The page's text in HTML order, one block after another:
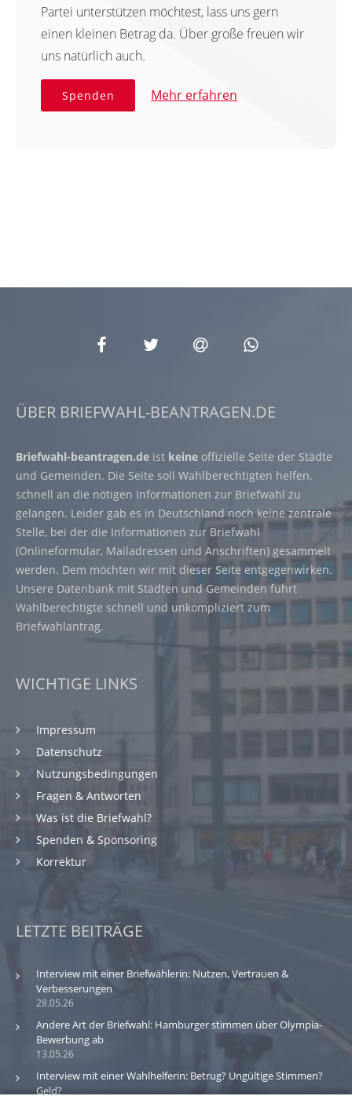
Partei unterstützen möchtest, lass uns gern
einen kleinen Betrag da. Über große freuen wir
uns natürlich auch.
Spenden Mehr erfahren
ÜBER BRIEFWAHL-BEANTRAGEN.DE
Briefwahl-beantragen.de ist keine offizielle Seite der Städte
und Gemeinden. Die Seite soll Wahlberechtigten helfen,
schnell an die nötigen Informationen zur Briefwahl zu
gelangen. Leider gab es in Deutschland noch keine zentrale
Stelle, bei der die Informationen zur Briefwahl
(Onlineformular, Mailadressen und Anschriften) gesammelt
werden. Dem möchten wir mit dieser Seite entgegenwirken.
Unsere Datenbank mit Städten und Gemeinden führt
Wahlberechtigte schnell und unkompliziert zum
Briefwahlantrag.
WICHTIGE LINKS
Impressum
Datenschutz
Nutzungsbedingungen
Fragen & Antworten
Was ist die Briefwahl?
Spenden & Sponsoring
Korrektur
LETZTE BEITRÄGE
28.05.26
Interview mit einer Briefwählerin: Nutzen, Vertrauen &
Verbesserungen
13.05.26
Andere Art der Briefwahl: Hamburger stimmen über Olympia-
Bewerbung ab
Interview mit einer Wahlhelferin: Betrug? Ungültige Stimmen?
Geld?